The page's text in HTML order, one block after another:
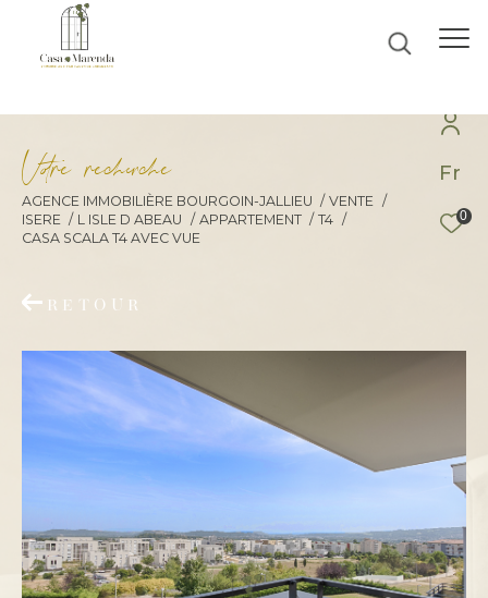
Fr
0
Vore recece
AGENCE IMMOBILIÈRE BOURGOIN-JALLIEU
VENTE
ISERE
L ISLE D ABEAU APPARTEMENT
T4
CASA SCALA T4 AVEC VUE
RETOUR
Effectuer une recherche
critères
Type d'offre
Vente
Sélectionner